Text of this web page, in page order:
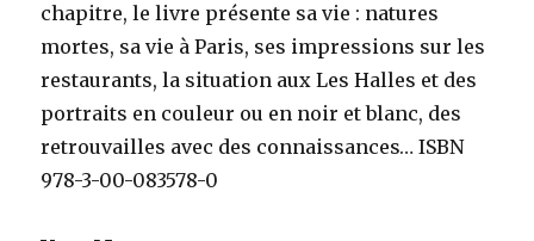
chapitre, le livre présente sa vie : natures
mortes, sa vie à Paris, ses impressions sur les
restaurants, la situation aux Les Halles et des
portraits en couleur ou en noir et blanc, des
retrouvailles avec des connaissances… ISBN
978-3-00-083578-0